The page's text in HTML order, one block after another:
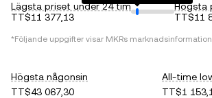
Lägsta priset under 24 tim
TT$11 377,13
Högsta
TT$11
*Följande uppgifter visar MKRs
Högsta någonsin
TT$43 067,30
All-time
TT$1